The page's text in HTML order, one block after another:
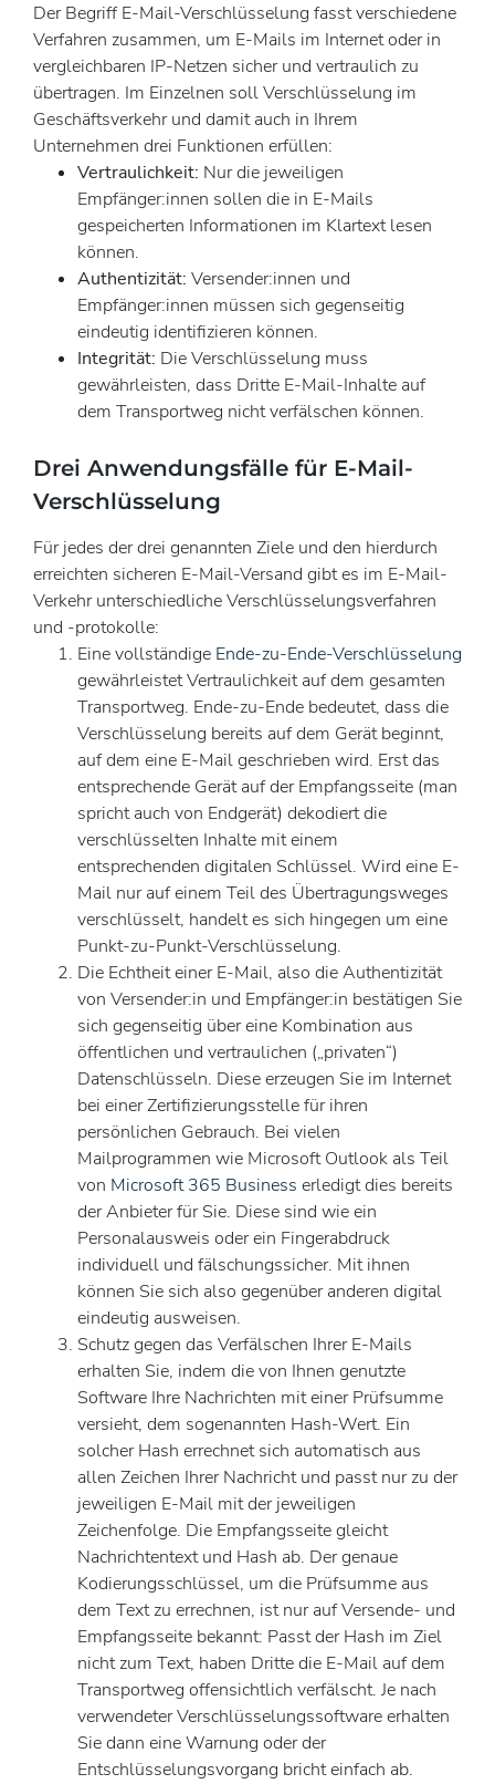
Der Begriff E-Mail-Verschlüsselung fasst verschiedene
Verfahren zusammen, um E-Mails im Internet oder in
vergleichbaren IP-Netzen sicher und vertraulich zu
übertragen. Im Einzelnen soll Verschlüsselung im
Geschäftsverkehr und damit auch in Ihrem
Unternehmen drei Funktionen erfüllen:
Vertraulichkeit: Nur die jeweiligen
Empfänger:innen sollen die in E-Mails
gespeicherten Informationen im Klartext lesen
können.
Authentizität: Versender:innen und
Empfänger:innen müssen sich gegenseitig
eindeutig identifizieren können.
Integrität: Die Verschlüsselung muss
gewährleisten, dass Dritte E-Mail-Inhalte auf
dem Transportweg nicht verfälschen können.
Drei Anwendungsfälle für E-Mail-
Verschlüsselung
Für jedes der drei genannten Ziele und den hierdurch
erreichten sicheren E-Mail-Versand gibt es im E-Mail-
Verkehr unterschiedliche Verschlüsselungsverfahren
und -protokolle:
Eine vollständige Ende-zu-Ende-Verschlüsselung
gewährleistet Vertraulichkeit auf dem gesamten
Transportweg. Ende-zu-Ende bedeutet, dass die
Verschlüsselung bereits auf dem Gerät beginnt,
auf dem eine E-Mail geschrieben wird. Erst das
entsprechende Gerät auf der Empfangsseite (man
spricht auch von Endgerät) dekodiert die
verschlüsselten Inhalte mit einem
entsprechenden digitalen Schlüssel. Wird eine E-
Mail nur auf einem Teil des Übertragungsweges
verschlüsselt, handelt es sich hingegen um eine
Punkt-zu-Punkt-Verschlüsselung.
Die Echtheit einer E-Mail, also die Authentizität
von Versender:in und Empfänger:in bestätigen Sie
sich gegenseitig über eine Kombination aus
öffentlichen und vertraulichen („privaten“)
Datenschlüsseln. Diese erzeugen Sie im Internet
bei einer Zertifizierungsstelle für ihren
persönlichen Gebrauch. Bei vielen
Mailprogrammen wie Microsoft Outlook als Teil
von Microsoft 365 Business erledigt dies bereits
der Anbieter für Sie. Diese sind wie ein
Personalausweis oder ein Fingerabdruck
individuell und fälschungssicher. Mit ihnen
können Sie sich also gegenüber anderen digital
eindeutig ausweisen.
Schutz gegen das Verfälschen Ihrer E-Mails
erhalten Sie, indem die von Ihnen genutzte
Software Ihre Nachrichten mit einer Prüfsumme
versieht, dem sogenannten Hash-Wert. Ein
solcher Hash errechnet sich automatisch aus
allen Zeichen Ihrer Nachricht und passt nur zu der
jeweiligen E-Mail mit der jeweiligen
Zeichenfolge. Die Empfangsseite gleicht
Nachrichtentext und Hash ab. Der genaue
Kodierungsschlüssel, um die Prüfsumme aus
dem Text zu errechnen, ist nur auf Versende- und
Empfangsseite bekannt: Passt der Hash im Ziel
nicht zum Text, haben Dritte die E-Mail auf dem
Transportweg offensichtlich verfälscht. Je nach
verwendeter Verschlüsselungssoftware erhalten
Sie dann eine Warnung oder der
Entschlüsselungsvorgang bricht einfach ab.